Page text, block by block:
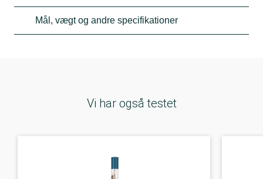
Mål, vægt og andre specifikationer
Vi har også testet